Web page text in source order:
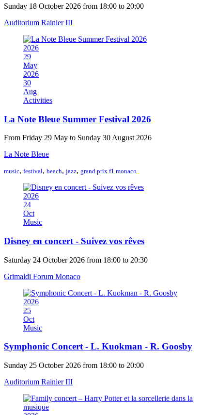
Sunday 18 October 2026 from 18:00 to 20:00
Auditorium Rainier III
2026
29
May
2026
30
Aug
Activities
La Note Bleue Summer Festival 2026
From Friday 29 May to Sunday 30 August 2026
La Note Bleue
music, festival, beach, jazz, grand prix f1 monaco
2026
24
Oct
Music
Disney en concert - Suivez vos rêves
Saturday 24 October 2026 from 18:00 to 20:30
Grimaldi Forum Monaco
2026
25
Oct
Music
Symphonic Concert - L. Kuokman - R. Goosby
Sunday 25 October 2026 from 18:00 to 20:00
Auditorium Rainier III